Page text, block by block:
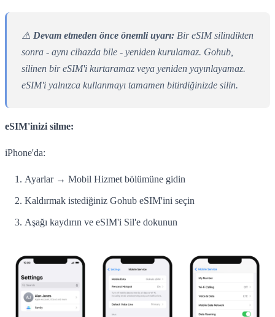
⚠️ Devam etmeden önce önemli uyarı: Bir eSIM silindikten
sonra - aynı cihazda bile - yeniden kurulamaz. Gohub,
silinen bir eSIM'i kurtaramaz veya yeniden yayınlayamaz.
eSIM'i yalnızca kullanmayı tamamen bitirdiğinizde silin.
eSIM'inizi silme:
iPhone'da:
Ayarlar → Mobil Hizmet bölümüne gidin
Kaldırmak istediğiniz Gohub eSIM'ini seçin
Aşağı kaydırın ve eSIM'i Sil'e dokunun